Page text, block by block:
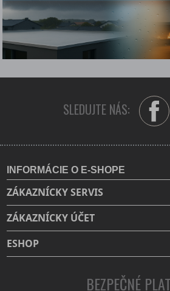
SLEDUJTE NÁS:
INFORMÁCIE O E-SHOPE
ZÁKAZNÍCKY SERVIS
ZÁKAZNÍCKY ÚČET
ESHOP
BEZPEČNÉ